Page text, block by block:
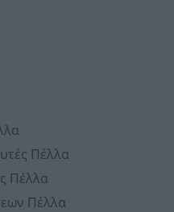
Πέλλα
Πέλλα
Πέλλα